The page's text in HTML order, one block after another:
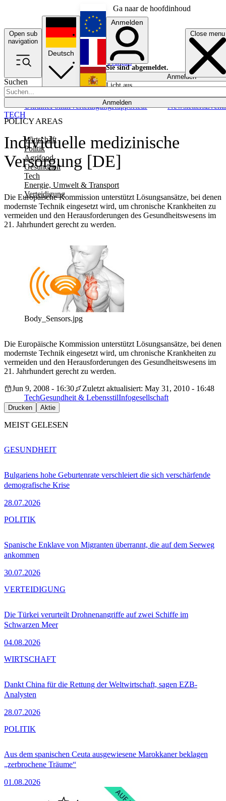
Ga naar de hoofdinhoud
Open sub
navigation
Close menu
Suchen
Anmelden
POLICY AREAS
Wirtschaft
Politik
Agrifood
Gesundheit
Tech
Energie, Umwelt & Transport
Verteidigung
UkrainePolitikVerteidigungRapporteur NewslettersEvents
Deutsch
English
Français
Anmelden
Sie sind abgemeldet.
Anmelden
Licht aus
Individuelle medizinische
Versorgung [DE]
Die Europäische Kommission unterstützt Lösungsansätze, bei denen
modernste Technik eingesetzt wird, um chronische Krankheiten zu
vermeiden und den Herausforderungen des Gesundheitswesens im
21. Jahrhundert gerecht zu werden.
TECH
Body_Sensors.jpg
Die Europäische Kommission unterstützt Lösungsansätze, bei denen
modernste Technik eingesetzt wird, um chronische Krankheiten zu
vermeiden und den Herausforderungen des Gesundheitswesens im
21. Jahrhundert gerecht zu werden.
Jun 9, 2008 - 16:30
Zuletzt aktualisiert: May 31, 2010 - 16:48
TechGesundheit & LebensstilInfogesellschaft
Drucken Aktie
MEIST GELESEN
Bulgariens hohe Geburtenrate verschleiert die sich verschärfende
demografische Krise
28.07.2026
GESUNDHEIT
Spanische Enklave von Migranten überrannt, die auf dem Seeweg
ankommen
30.07.2026
POLITIK
Die Türkei verurteilt Drohnenangriffe auf zwei Schiffe im
Schwarzen Meer
04.08.2026
VERTEIDIGUNG
Dankt China für die Rettung der Weltwirtschaft, sagen EZB-
Analysten
28.07.2026
WIRTSCHAFT
Aus dem spanischen Ceuta ausgewiesene Marokkaner beklagen
„zerbrochene Träume“
01.08.2026
POLITIK